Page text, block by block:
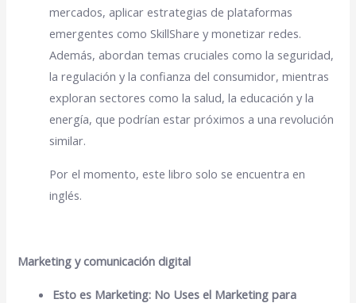
mercados, aplicar estrategias de plataformas
emergentes como SkillShare y monetizar redes.
Además, abordan temas cruciales como la seguridad,
la regulación y la confianza del consumidor, mientras
exploran sectores como la salud, la educación y la
energía, que podrían estar próximos a una revolución
similar.
Por el momento, este libro solo se encuentra en
inglés.
Marketing y comunicación digital
Esto es Marketing: No Uses el Marketing para